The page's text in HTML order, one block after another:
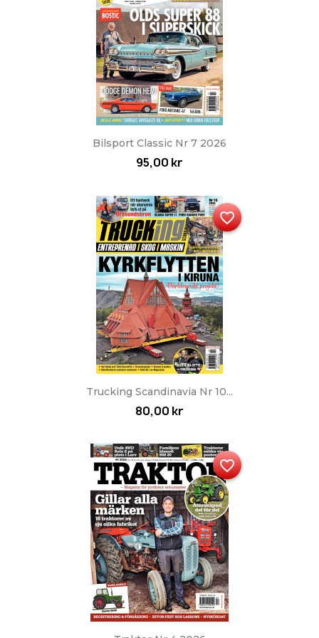
Bilsport Classic Nr 7 2026
95,00 kr
Trucking Scandinavia Nr 10...
80,00 kr
favorite_border
favorite_border